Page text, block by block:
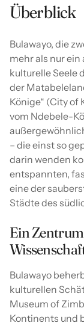
Überblick
Bulawayo, die
mehr als nur
kulturelle Seele
der
Könige“ (City of
vom Ndebele-
– die einst so
darin wenden
entspannten,
eine der
Städte des
Ein
Bulawayo
kulturellen
Museum of
Kontinents und